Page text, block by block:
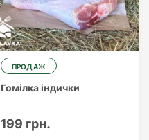
ПРОДАЖ
Гомілка індички
199 грн.